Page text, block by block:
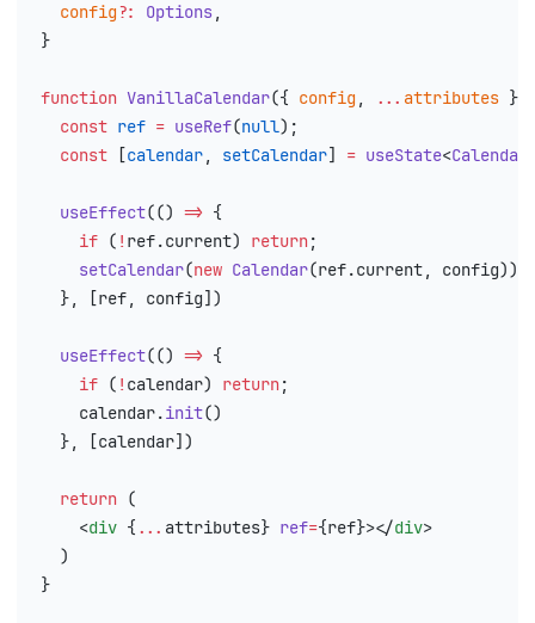
  config
?: Options,
}
function VanillaCalendar({ config, ... attributes }
  const
ref = useRef(null);
  const
[calendar, setCalendar] = useState<Calendar
  useEffect
(() => {
    if
( ! ref.current) return;
    setCalendar
(new Calendar(ref.current, config));
  }, [
ref, config])
  useEffect
(() => {
    if
( ! calendar) return;
    calendar
.init()
  }, [
calendar])
  return
(
    <
div { ... attributes} ref={ref}></div>
  )
}